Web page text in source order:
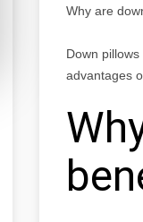
Why are
Down
advantages